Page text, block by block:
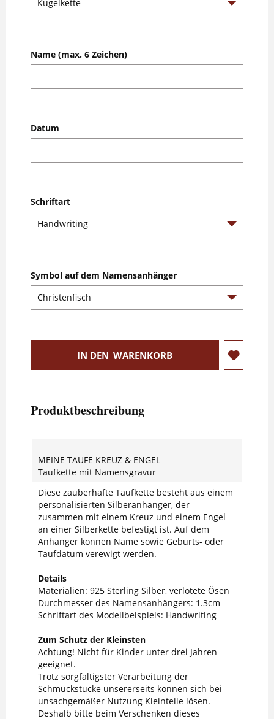
Name (max. 6 Zeichen)
Datum
Schriftart
Symbol auf dem Namensanhänger
IN DEN WARENKORB
Produktbeschreibung
MEINE TAUFE KREUZ & ENGEL
Taufkette mit Namensgravur
Diese zauberhafte Taufkette besteht aus einem
personalisierten Silberanhänger, der
zusammen mit einem Kreuz und einem Engel
an einer Silberkette befestigt ist. Auf dem
Anhänger können Name sowie Geburts- oder
Taufdatum verewigt werden.
Details
Materialien: 925 Sterling Silber, verlötete Ösen
Durchmesser des Namensanhängers: 1.3cm
Schriftart des Modellbeispiels: Handwriting
Zum Schutz der Kleinsten
Achtung! Nicht für Kinder unter drei Jahren
geeignet.
Trotz sorgfältigster Verarbeitung der
Schmuckstücke unsererseits können sich bei
unsachgemäßer Nutzung Kleinteile lösen.
Deshalb bitte beim Verschenken dieses